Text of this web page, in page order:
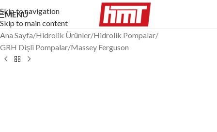
Skip to navigation
Skip to main content
MENÜ
Ana Sayfa/Hidrolik Ürünler/Hidrolik Pompalar/
GRH Dişli Pompalar/Massey Ferguson